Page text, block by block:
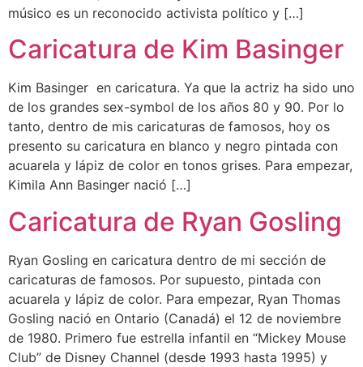
músico es un reconocido activista político y […]
Caricatura de Kim Basinger
Kim Basinger en caricatura. Ya que la actriz ha sido uno
de los grandes sex-symbol de los años 80 y 90. Por lo
tanto, dentro de mis caricaturas de famosos, hoy os
presento su caricatura en blanco y negro pintada con
acuarela y lápiz de color en tonos grises. Para empezar,
Kimila Ann Basinger nació […]
Caricatura de Ryan Gosling
Ryan Gosling en caricatura dentro de mi sección de
caricaturas de famosos. Por supuesto, pintada con
acuarela y lápiz de color. Para empezar, Ryan Thomas
Gosling nació en Ontario (Canadá) el 12 de noviembre
de 1980. Primero fue estrella infantil en “Mickey Mouse
Club” de Disney Channel (desde 1993 hasta 1995) y